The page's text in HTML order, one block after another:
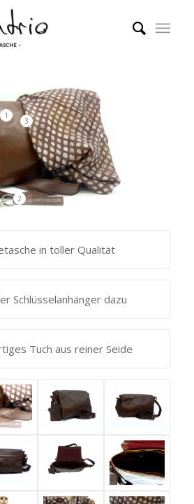
1
2
3
in toller Qualität
Schlüsselanhänger dazu
Tuch aus reiner Seide